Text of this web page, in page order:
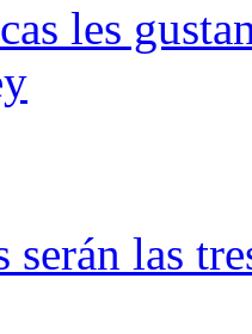
les
serán las